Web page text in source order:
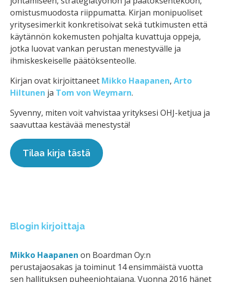
omistusmuodosta riippumatta. Kirjan monipuoliset
yritysesimerkit konkretisoivat sekä tutkimusten että
käytännön kokemusten pohjalta kuvattuja oppeja,
jotka luovat vankan perustan menestyvälle ja
ihmiskeskeiselle päätöksenteolle.
Kirjan ovat kirjoittaneet Mikko Haapanen, Arto
Hiltunen ja Tom von Weymarn.
Syvenny, miten voit vahvistaa yrityksesi OHJ-ketjua ja
saavuttaa kestävää menestystä!
Tilaa kirja tästä
Blogin kirjoittaja
Mikko Haapanen on Boardman Oy:n
perustajaosakas ja toiminut 14 ensimmäistä vuotta
sen hallituksen puheenjohtajana. Vuonna 2016 hänet